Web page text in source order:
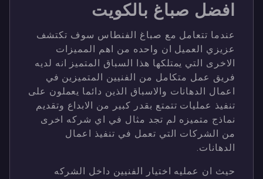
افضل صباغ بالكويت
عندما تتعامل مع صباغ الفنطاس سوف تكتشف
عزيزي العميل ان واحده من اهم المميزات
الاخرى التي يمتلكها هذا السباق المتميز انه لديه
فريق عمل متكامل من الفنيين المتميزين في
اعمال الدهانات والاسباق الذين دائما يعملون على
تنفيذ عمليات تتمتع بقدر كبير من الابداع وتقديم
نماذج متميزه لم تجد مثال في اي شركه اخرى
من الشركات التي تعمل في تنفيذ اعمال
الدهانات.
حيث ان عمليه اختيار الفنيين داخل الشركه